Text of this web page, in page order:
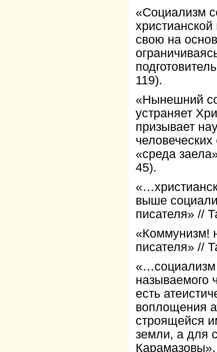
«Социализм
свою на
119).
«Нынешний
устраняет
призывает
«среда
45).
выше
писателя» //
«Коммунизм!
писателя» //
«…социализм
называемого
есть
воплощения
строящейся
земли, а для